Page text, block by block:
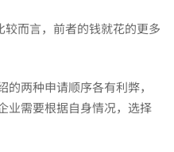
而言，前者的钱就花的更多
两种申请顺序各有利弊，
业需要根据自身情况，选择